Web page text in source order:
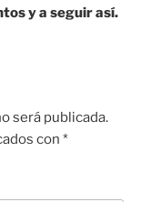
y a seguir así.
será publicada.
con *